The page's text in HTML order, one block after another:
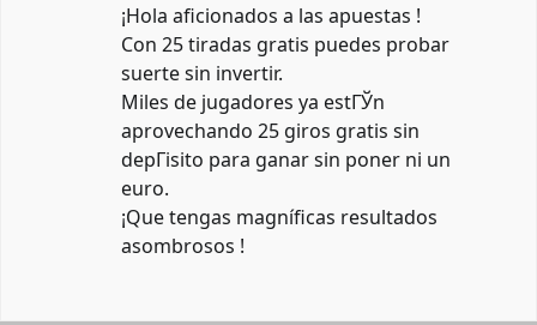
¡Hola aficionados a las apuestas !
Con 25 tiradas gratis puedes probar
suerte sin invertir.
Miles de jugadores ya estГЎn
aprovechando 25 giros gratis sin
depГіsito para ganar sin poner ni un
euro.
¡Que tengas magníficas resultados
asombrosos !